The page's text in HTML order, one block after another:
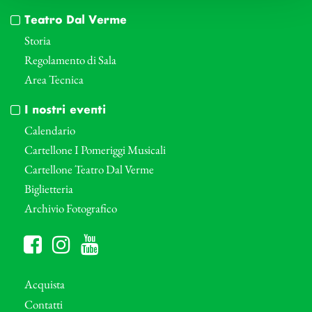
Teatro Dal Verme
Storia
Regolamento di Sala
Area Tecnica
I nostri eventi
Calendario
Cartellone I Pomeriggi Musicali
Cartellone Teatro Dal Verme
Biglietteria
Archivio Fotografico
Acquista
Contatti